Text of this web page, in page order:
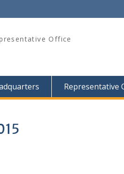
Office
Representative